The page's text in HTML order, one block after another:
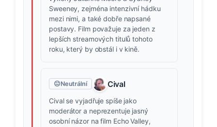
Sweeney, zejména intenzivní hádku
mezi nimi, a také dobře napsané
postavy. Film považuje za jeden z
lepších streamových titulů tohoto
roku, který by obstál i v kině.
😐Neutrální Cival
Cival se vyjadřuje spíše jako
moderátor a neprezentuje jasný
osobní názor na film Echo Valley,